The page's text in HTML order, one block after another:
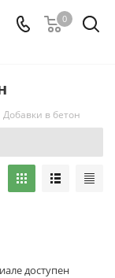
0
Добавки в бетон
доступен